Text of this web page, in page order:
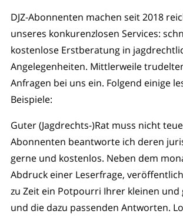
DJZ-Abonnenten machen seit 2018
unseres konkurenzlosen Services:
kostenlose Erstberatung in
Angelegenheiten. Mittlerweile
Anfragen bei uns ein. Folgend einige
Beispiele:
Guter (Jagdrechts-)Rat muss nicht
Abonnenten beantworte ich deren
gerne und kostenlos. Neben dem
Abdruck einer Leserfrage,
zu Zeit ein Potpourri Ihrer kleinen
und die dazu passenden Antworten.